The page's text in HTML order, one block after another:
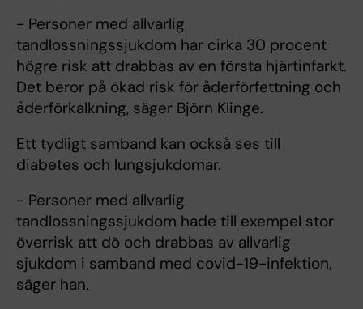
- Personer med allvarlig
tandlossningssjukdom har cirka 30 procent
högre risk att drabbas av en första hjärtinfarkt.
Det beror på ökad risk för åderförfettning och
åderförkalkning, säger Björn Klinge.
Ett tydligt samband kan också ses till
diabetes och lungsjukdomar.
- Personer med allvarlig
tandlossningssjukdom hade till exempel stor
överrisk att dö och drabbas av allvarlig
sjukdom i samband med covid-19-infektion,
säger han.